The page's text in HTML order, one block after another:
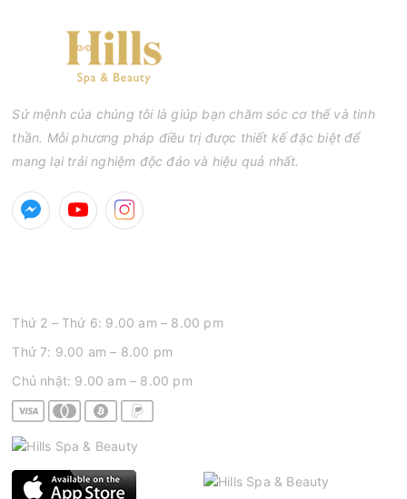
Sứ mệnh của chúng tôi là giúp bạn chăm sóc cơ thể và tinh
thần. Mỗi phương pháp điều trị được thiết kế đặc biệt để
mang lại trải nghiệm độc đáo và hiệu quả nhất.
Thứ 2 – Thứ 6: 9.00 am – 8.00 pm
Thứ 7: 9.00 am – 8.00 pm
Chủ nhật: 9.00 am – 8.00 pm